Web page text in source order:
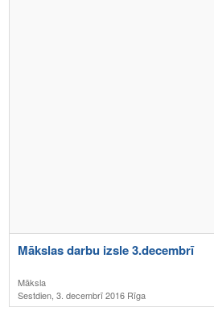
Mākslas darbu izsle 3.decembrī
Māksla
Sestdien, 3. decembrī 2016 Rīga